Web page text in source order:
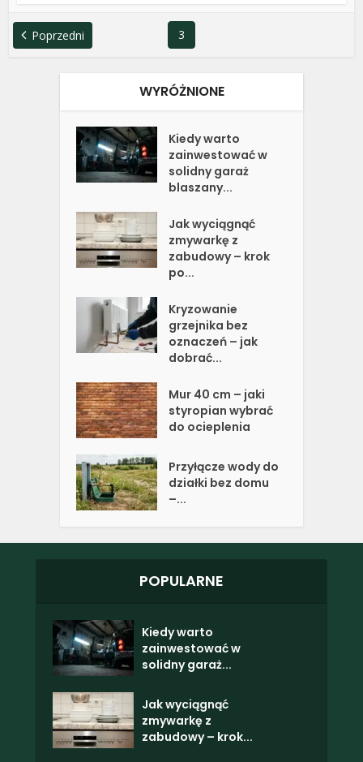
Poprzedni 3
WYRÓŻNIONE
Kiedy warto
zainwestować w
solidny garaż
blaszany...
Jak wyciągnąć
zmywarkę z
zabudowy – krok
po...
Kryzowanie
grzejnika bez
oznaczeń – jak
dobrać...
Mur 40 cm – jaki
styropian wybrać
do ocieplenia
Przyłącze wody do
działki bez domu
–...
POPULARNE
Kiedy warto
zainwestować w
solidny garaż...
Jak wyciągnąć
zmywarkę z
zabudowy – krok...